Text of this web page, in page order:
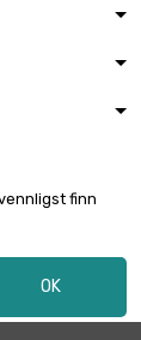
finn
OK